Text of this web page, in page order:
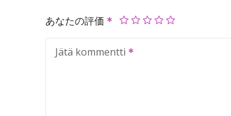
あなたの評価
Jätä kommentti